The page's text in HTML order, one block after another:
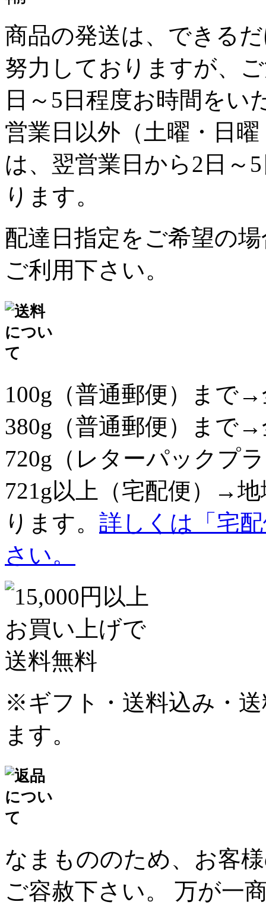
商品の発送は、できる
努力しておりますが、
日～5日程度お時間をい
営業日以外（土曜・日
は、翌営業日から2日～
ります。
配達日指定をご希望の
ご利用下さい。
100g（普通郵便）まで
380g（普通郵便）まで→
720g（レターパックプ
721g以上（宅配便）→
ります。 詳しくは「宅
さい。
※ギフト・送料込み・
ます。
なまもののため、お客
ご容赦下さい。 万が一